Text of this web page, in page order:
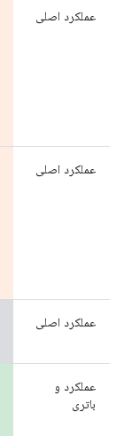
عملکرد اصلی
عملکرد اصلی
عملکرد اصلی
عملکرد و
باتری